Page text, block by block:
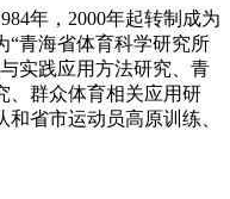
年，2000年起转制成为
“青海省体育科学研究所
实践应用方法研究、青
、群众体育相关应用研
省市运动员高原训练、